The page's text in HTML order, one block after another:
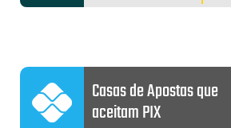
Casas de Apostas que
aceitam PIX